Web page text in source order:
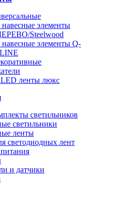
элементы
Steelwood
элементы Q-
светильников
светильники
ленты
светодиодных лент
и датчики